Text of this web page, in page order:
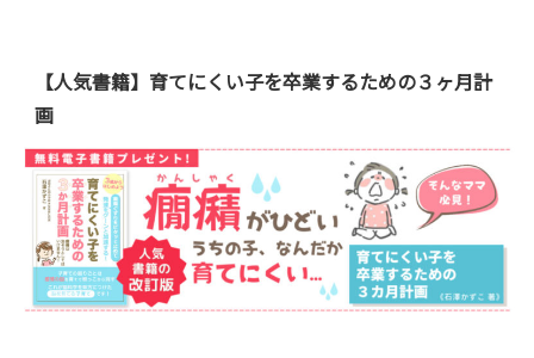
【人気書籍】育てにくい子を卒業するための３ヶ月計
画